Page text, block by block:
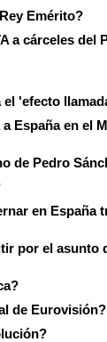
Emérito?
a cárceles del
el 'efecto
España en el
de Pedro
en España
por el asunto
de Eurovisión?